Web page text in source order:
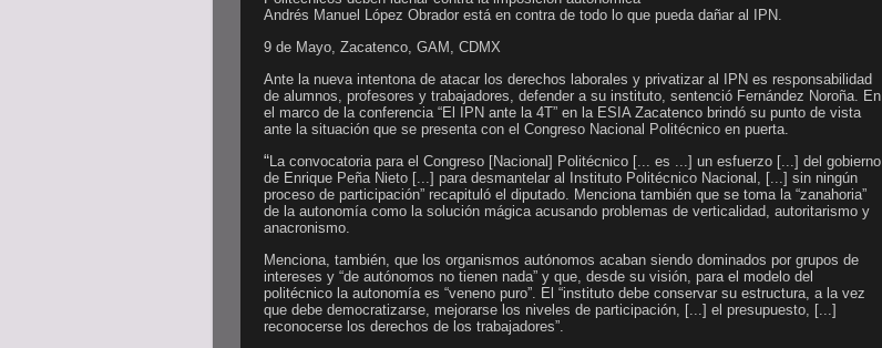
Andrés Manuel López Obrador está en contra de todo lo que pueda dañar al IPN.
9 de Mayo, Zacatenco, GAM, CDMX
Ante la nueva intentona de atacar los derechos laborales y privatizar al IPN es responsabilidad
de alumnos, profesores y trabajadores, defender a su instituto, sentenció Fernández Noroña. En
el marco de la conferencia “El IPN ante la 4T” en la ESIA Zacatenco brindó su punto de vista
ante la situación que se presenta con el Congreso Nacional Politécnico en puerta.
“La convocatoria para el Congreso [Nacional] Politécnico [... es ...] un esfuerzo [...] del gobierno
de Enrique Peña Nieto [...] para desmantelar al Instituto Politécnico Nacional, [...] sin ningún
proceso de participación” recapituló el diputado. Menciona también que se toma la “zanahoria”
de la autonomía como la solución mágica acusando problemas de verticalidad, autoritarismo y
anacronismo.
Menciona, también, que los organismos autónomos acaban siendo dominados por grupos de
intereses y “de autónomos no tienen nada” y que, desde su visión, para el modelo del
politécnico la autonomía es “veneno puro”. El “instituto debe conservar su estructura, a la vez
que debe democratizarse, mejorarse los niveles de participación, [...] el presupuesto, [...]
reconocerse los derechos de los trabajadores”.